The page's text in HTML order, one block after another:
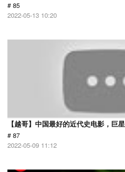
# 85
2022-05-13 10:20
【越哥】中国最好的近代史电影，巨
# 87
2022-05-09 11:12